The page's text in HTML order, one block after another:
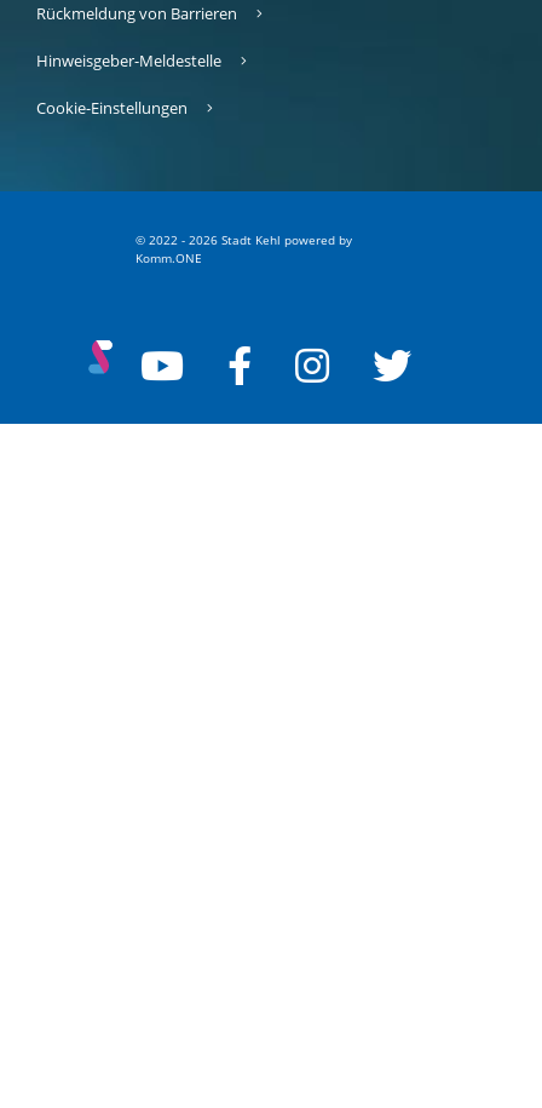
Rückmeldung von Barrieren
Hinweisgeber-Meldestelle
Cookie-Einstellungen
© 2022 - 2026 Stadt Kehl powered by
Komm.ONE